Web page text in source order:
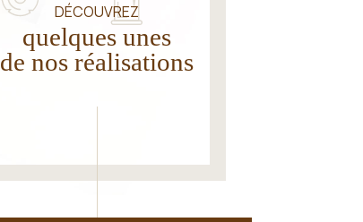
DÉCOUVREZ
quelques unes
de nos réalisations